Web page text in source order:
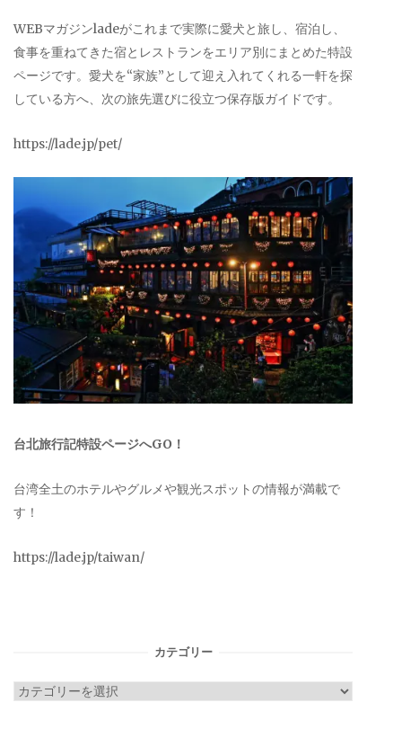
WEBマガジンladeがこれまで実際に愛犬と旅し、宿泊し、
食事を重ねてきた宿とレストランをエリア別にまとめた特設
ページです。愛犬を“家族”として迎え入れてくれる一軒を探
している方へ、次の旅先選びに役立つ保存版ガイドです。
https://lade.jp/pet/
台北旅行記特設ページへGO！
台湾全土のホテルやグルメや観光スポットの情報が満載で
す！
https://lade.jp/taiwan/
カテゴリー
カ